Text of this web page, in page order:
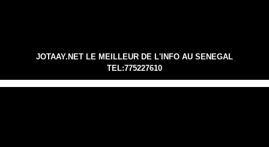
JOTAAY.NET LE MEILLEUR DE L'INFO AU SENEGAL
TEL:775227610